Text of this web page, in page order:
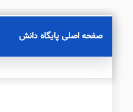
صفحه اصلی پایگاه دانش